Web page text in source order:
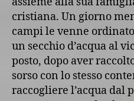
cristiana. Un giorno
campi le venne
un secchio d’acqua al
posto, dopo aver
sorso con lo stesso
raccogliere l’acqua dal